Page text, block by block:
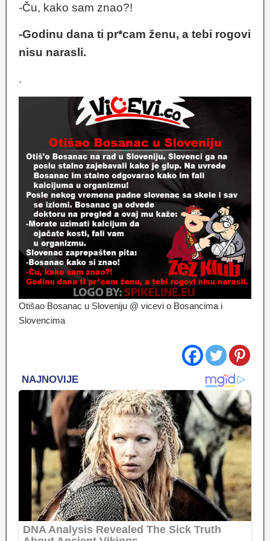
-Ču, kako sam znao?!
-Godinu dana ti pr*cam ženu, a tebi rogovi
nisu narasli.
.
Otišao Bosanac u Sloveniju @ vicevi o Bosancima i
Slovencima